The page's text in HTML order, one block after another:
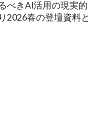
べきAI活用の現実的
2026春の登壇資料と